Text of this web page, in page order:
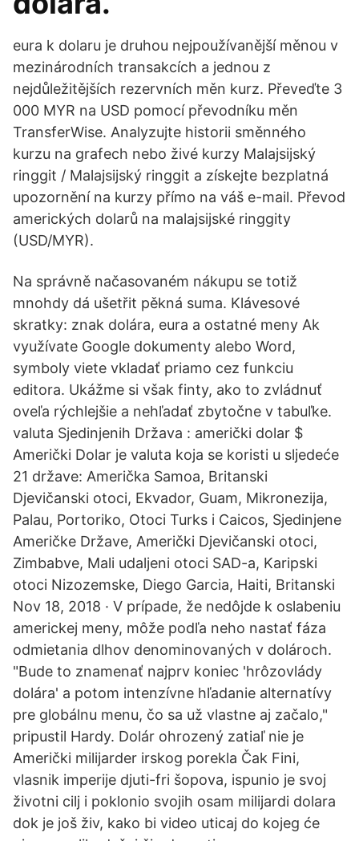
eura k dolaru je druhou nejpoužívanější měnou v
mezinárodních transakcích a jednou z
nejdůležitějších rezervních měn kurz. Převeďte 3
000 MYR na USD pomocí převodníku měn
TransferWise. Analyzujte historii směnného
kurzu na grafech nebo živé kurzy Malajsijský
ringgit / Malajsijský ringgit a získejte bezplatná
upozornění na kurzy přímo na váš e-mail. Převod
amerických dolarů na malajsijské ringgity
(USD/MYR).
Na správně načasovaném nákupu se totiž
mnohdy dá ušetřit pěkná suma. Klávesové
skratky: znak dolára, eura a ostatné meny Ak
využívate Google dokumenty alebo Word,
symboly viete vkladať priamo cez funkciu
editora. Ukážme si však finty, ako to zvládnuť
oveľa rýchlejšie a nehľadať zbytočne v tabuľke.
valuta Sjedinjenih Država : američki dolar $
Američki Dolar je valuta koja se koristi u sljedeće
21 države: Američka Samoa, Britanski
Djevičanski otoci, Ekvador, Guam, Mikronezija,
Palau, Portoriko, Otoci Turks i Caicos, Sjedinjene
Američke Države, Američki Djevičanski otoci,
Zimbabve, Mali udaljeni otoci SAD-a, Karipski
otoci Nizozemske, Diego Garcia, Haiti, Britanski
Nov 18, 2018 · V prípade, že nedôjde k oslabeniu
americkej meny, môže podľa neho nastať fáza
odmietania dlhov denominovaných v dolároch.
"Bude to znamenať najprv koniec 'hrôzovlády
dolára' a potom intenzívne hľadanie alternatívy
pre globálnu menu, čo sa už vlastne aj začalo,"
pripustil Hardy. Dolár ohrozený zatiaľ nie je
Američki milijarder irskog porekla Čak Fini,
vlasnik imperije djuti-fri šopova, ispunio je svoj
životni cilj i poklonio svojih osam milijardi dolara
dok je još živ, kako bi video uticaj do kojeg će